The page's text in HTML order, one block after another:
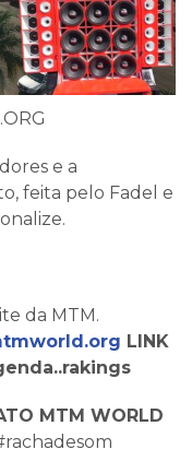
e a
feita pelo Fadel e
da MTM.
LINK
MTM WORLD